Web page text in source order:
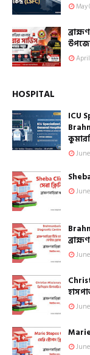
May
HOSPITAL
ICU